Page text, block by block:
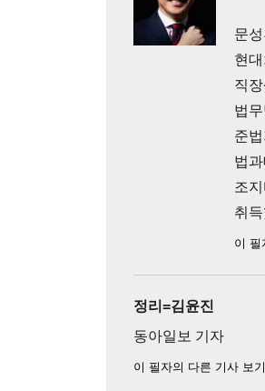
문
현
직
법
준
법
조
취
이 필
정리=김윤진
동아일보 기자
이 필자의 다른 기사 보기